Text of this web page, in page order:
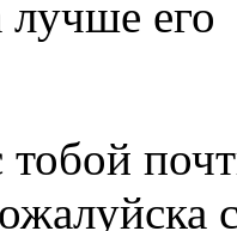
лучше его